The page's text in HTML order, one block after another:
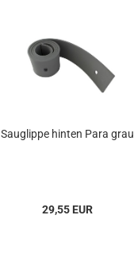
Sauglippe hinten Para grau
29,55 EUR